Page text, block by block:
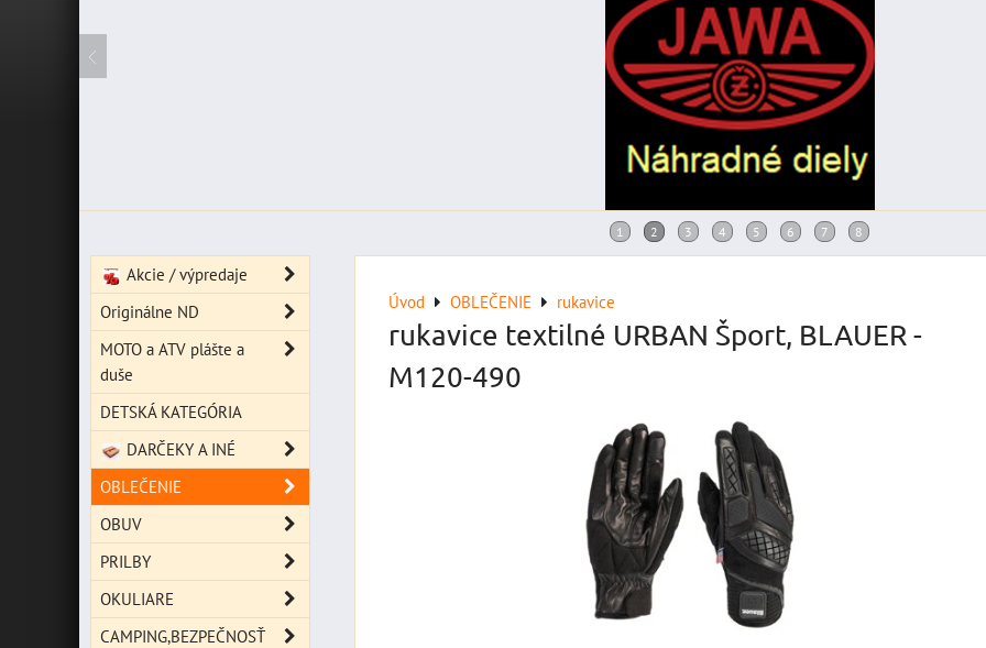
Úvod OBLEČENIE rukavice
rukavice textilné URBAN Šport, BLAUER -
M120-490
Akcie / výpredaje
Originálne ND
MOTO a ATV plášte a
duše
DETSKÁ KATEGÓRIA
DARČEKY A INÉ
OBLEČENIE
OBUV
PRILBY
OKULIARE
CAMPING,BEZPEČNOSŤ